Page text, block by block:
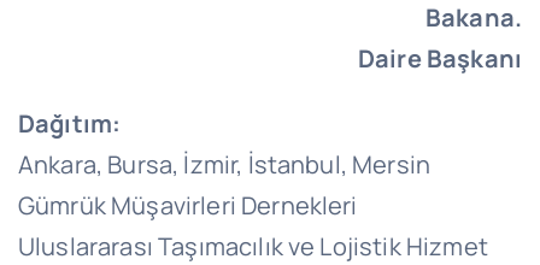
Bakana.
Daire Başkanı
Dağıtım:
Ankara, Bursa, İzmir, İstanbul, Mersin
Gümrük Müşavirleri Dernekleri
Uluslararası Taşımacılık ve Lojistik Hizmet